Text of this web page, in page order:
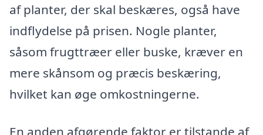
af planter, der skal beskæres, også have
indflydelse på prisen. Nogle planter,
såsom frugttræer eller buske, kræver en
mere skånsom og præcis beskæring,
hvilket kan øge omkostningerne.
En anden afgørende faktor er tilstande af